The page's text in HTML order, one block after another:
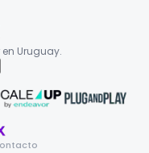
Uruguay.